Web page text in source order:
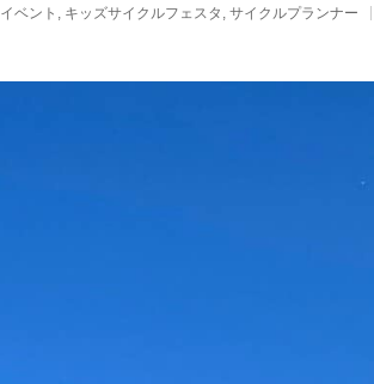
イベント , キッズサイクルフェスタ , サイクルプランナー